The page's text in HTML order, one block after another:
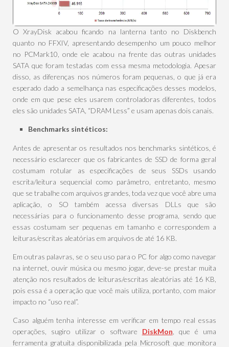
O XrayDisk acabou ficando na lanterna tanto no Diskbench
quanto no FFXIV, apresentando desempenho um pouco melhor
no PCMark10, onde ele acabou na frente das outras unidades
SATA que foram testadas com essa mesma metodologia. Apesar
disso, as diferenças nos números foram pequenas, o que já era
esperado dado a semelhança nas especificações desses modelos,
onde em que pese eles usarem controladoras diferentes, todos
eles são unidades SATA, “DRAM Less” e usam apenas dois canais.
Benchmarks sintéticos:
Antes de apresentar os resultados nos benchmarks sintéticos, é
necessário esclarecer que os fabricantes de SSD de forma geral
costumam rotular as especificações de seus SSDs usando
escrita/leitura sequencial como parâmetro, entretanto, mesmo
que se trabalhe com arquivos grandes, toda vez que você abre uma
aplicação, o SO também acessa diversas DLLs que são
necessárias para o funcionamento desse programa, sendo que
essas costumam ser pequenas em tamanho e correspondem a
leituras/escritas aleatórias em arquivos de até 16 KB.
Em outras palavras, se o seu uso para o PC for algo como navegar
na internet, ouvir música ou mesmo jogar, deve-se prestar muita
atenção nos resultados de leituras/escritas aleatórias até 16 KB,
pois essa é a operação que você mais utiliza, portanto, com maior
impacto no “uso real”.
Caso alguém tenha interesse em verificar em tempo real essas
operações, sugiro utilizar o software DiskMon , que é uma
ferramenta gratuita disponibilizada pela Microsoft que monitora